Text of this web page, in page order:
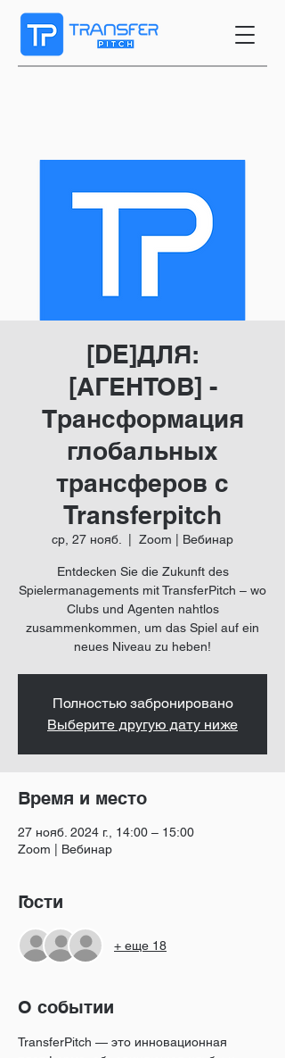
[DE]ДЛЯ:
[АГЕНТОВ] -
Трансформация
глобальных
трансферов с
Transferpitch
ср, 27 нояб. Zoom | Вебинар
Entdecken Sie die Zukunft des
Spielermanagements mit TransferPitch – wo
Clubs und Agenten nahtlos
zusammenkommen, um das Spiel auf ein
neues Niveau zu heben!
Полностью забронировано
Выберите другую дату ниже
Время и место
27 нояб. 2024 г., 14:00 – 15:00
Zoom | Вебинар
Гости
+ еще 18
О событии
TransferPitch — это инновационная